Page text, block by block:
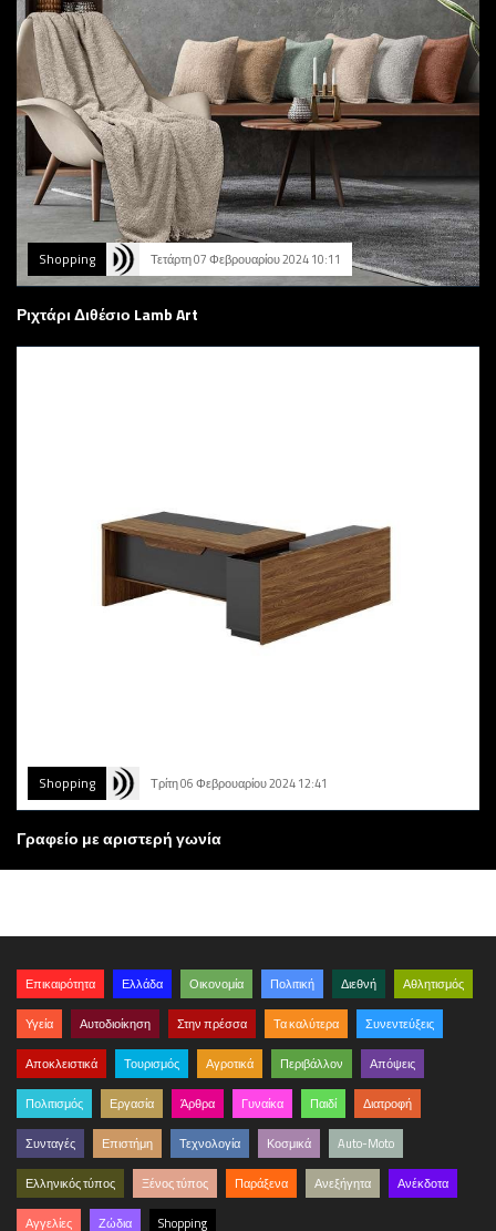
Shopping Τετάρτη 07 Φεβρουαρίου 2024 10:11
Ριχτάρι Διθέσιο Lamb Art
Shopping Τρίτη 06 Φεβρουαρίου 2024 12:41
Γραφείο με αριστερή γωνία
Επικαιρότητα Ελλάδα Οικονομία Πολιτική Διεθνή Αθλητισμός
Υγεία Αυτοδιοίκηση Στην πρέσσα Τα καλύτερα Συνεντεύξεις
Αποκλειστικά Τουρισμός Αγροτικά Περιβάλλον Απόψεις
Πολιτισμός Εργασία Άρθρα Γυναίκα Παιδί Διατροφή
Συνταγές Επιστήμη Τεχνολογία Κοσμικά Auto-Moto
Ελληνικός τύπος Ξένος τύπος Παράξενα Ανεξήγητα Ανέκδοτα
Αγγελίες Ζώδια Shopping